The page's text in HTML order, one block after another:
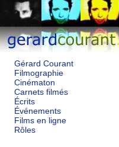
Gérard Courant
Filmographie
Cinématon
Carnets filmés
Écrits
Événements
Films en ligne
Rôles